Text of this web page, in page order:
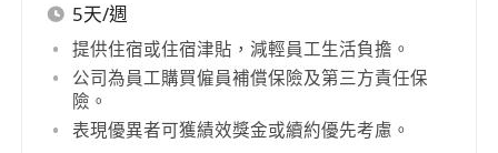
5天/週
提供住宿或住宿津貼，減輕員工生活負擔。
公司為員工購買僱員補償保險及第三方責任保
險。
表現優異者可獲績效獎金或續約優先考慮。